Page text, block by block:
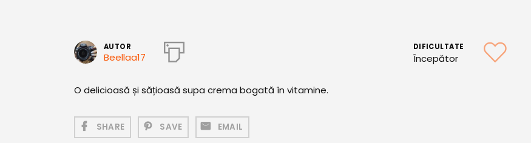
AUTOR
Beellaa17
DIFICULTATE
Începător
O delicioasă și sățioasă supa crema bogată în vitamine.
SHARE SAVE EMAIL